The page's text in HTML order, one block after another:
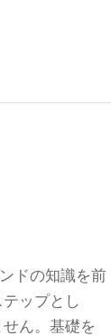
ドの知識を前
ップとし
ん。基礎を